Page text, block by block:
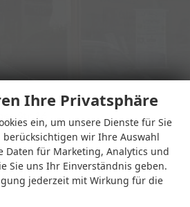
Str. 16
Ihre Privatsphäre
ein, um unsere Dienste für Sie
wir Ihre Auswahl
Daten für Marketing, Analytics und
Sie uns Ihr Einverständnis geben.
jederzeit mit Wirkung für die